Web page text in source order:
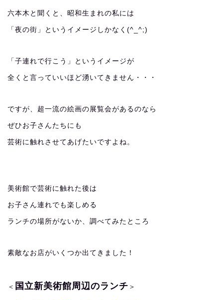
六本木と聞くと、昭和生まれの私には
「夜の街」というイメージしかなく(^_^;)
「子連れで行こう」というイメージが
全くと言っていいほど湧いてきません・・・
ですが、超一流の絵画の展覧会があるのなら
ぜひお子さんたちにも
芸術に触れさせてあげたいですよね。
美術館で芸術に触れた後は
お子さん連れでも楽しめる
ランチの場所がないか、調べてみたところ
素敵なお店がいくつか出てきました！
＜ 国立新美術館周辺のランチ ＞